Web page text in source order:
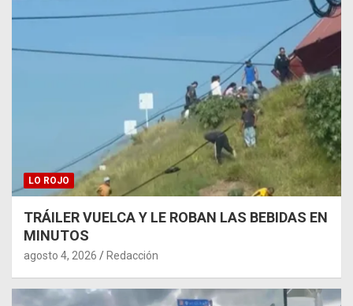
LO ROJO
TRÁILER VUELCA Y LE ROBAN LAS BEBIDAS EN
MINUTOS
agosto 4, 2026 Redacción